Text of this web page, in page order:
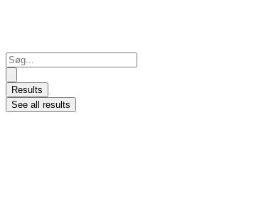
Search
...
Results
See all results